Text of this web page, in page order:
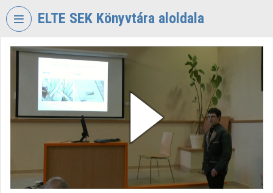
Fejléc kihagyása
ELTE SEK Könyvtára aloldala
VIDEOTORIUM
EKL
SAVARIA
Intézményi kezdőlap